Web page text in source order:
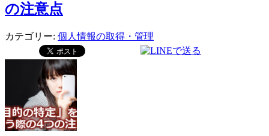
の注意点
カテゴリー: 個人情報の取得・管理